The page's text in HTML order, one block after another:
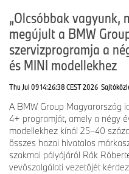
„Olcsóbbak vagyunk,
megújult a BMW
szervizprogramja a
és MINI modellekhez
Thu Jul 09 14:26:38 CEST 2026
A BMW Group Magyarország
4+ programját, amely a négy
modellekhez kínál 25–40
összes hazai hivatalos
szakmai pályájáról Rák
vevőszolgálati vezetőjét